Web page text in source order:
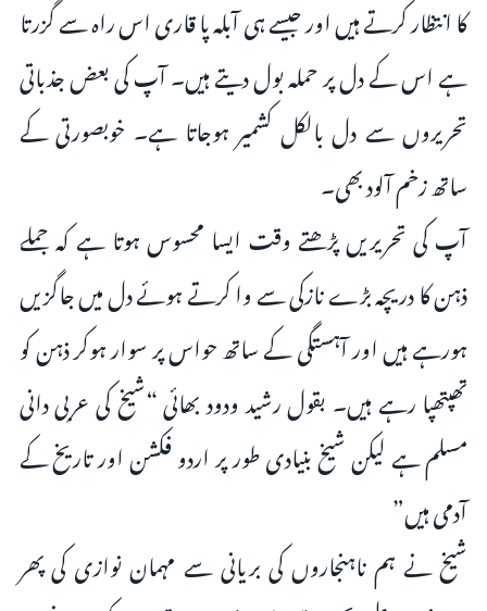
کا انتظار کرتے ہیں اور جیسے ہی آبلہ پا قاری اس راہ سے گزرتا
ہے اس کے دل پر حملہ بول دیتے ہیں۔ آپ کی بعض جذباتی
تحریروں سے دل بالکل کشمیر ہوجاتا ہے۔ خوبصورتی کے
ساتھ زخم آلود بھی۔
آپ کی تحریریں پڑھتے وقت ایسا محسوس ہوتا ہے کہ جملے
ذہن کا دریچہ بڑے نازکی سے وا کرتے ہوئے دل میں جاگزیں
ہورہے ہیں اور آہستگی کے ساتھ حواس پر سوار ہوکر ذہن کو
تھپتھپا رہے ہیں۔ بقول رشید ودود بھائی “شیخ کی عربی دانی
مسلم ہے لیکن شیخ بنیادی طور پر اردو فکشن اور تاریخ کے
آدمی ہیں”
شیخ نے ہم ناہنجاروں کی بریانی سے مہمان نوازی کی پھر